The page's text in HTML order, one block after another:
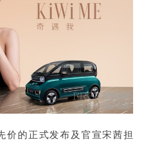
的正式发布及官宣宋茜担